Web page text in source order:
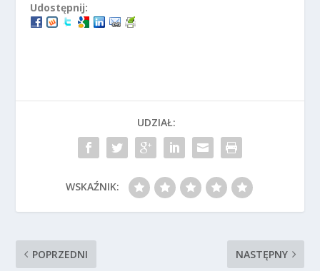
Udostępnij:
UDZIAŁ:
WSKAŹNIK:
POPRZEDNI NASTĘPNY